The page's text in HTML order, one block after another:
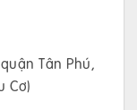
Tân Phú,
Cơ)